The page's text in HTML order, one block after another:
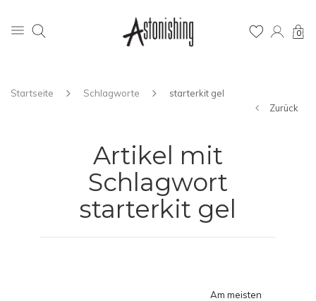
0
Startseite Schlagworte
starterkit gel
Zurück
Artikel mit
Schlagwort
starterkit gel
Am meisten